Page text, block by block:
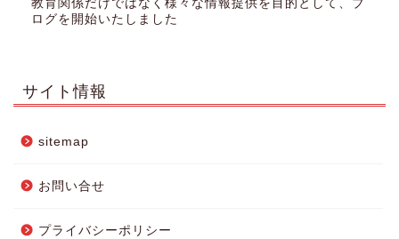
教育関係だけではなく様々な情報提供を目的として、ブ
ログを開始いたしました
サイト情報
sitemap
お問い合せ
プライバシーポリシー